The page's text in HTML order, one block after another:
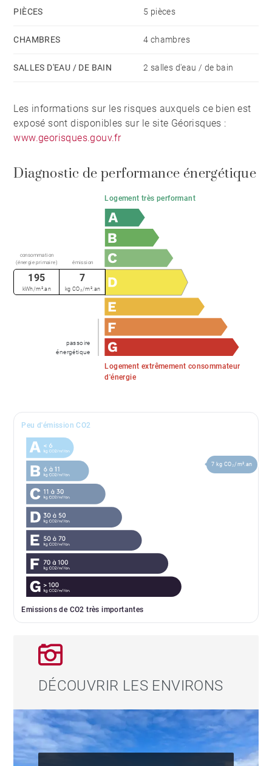
PIÈCES 5 pièces
CHAMBRES 4 chambres
SALLES D'EAU / DE BAIN 2 salles d'eau / de bain
Les informations sur les risques auxquels ce bien est
exposé sont disponibles sur le site Géorisques :
www.georisques.gouv.fr
Diagnostic de performance énergétique
Logement très performant
Logement extrêmement consommateur
d'énergie
passoire
énergétique
consommation
(énergie primaire)
émission
195
kWh/m².an
7
kg CO₂/m².an
Peu d'émission CO2
Emissions de CO2 très importantes
7 kg CO₂/m².an
DÉCOUVRIR LES ENVIRONS